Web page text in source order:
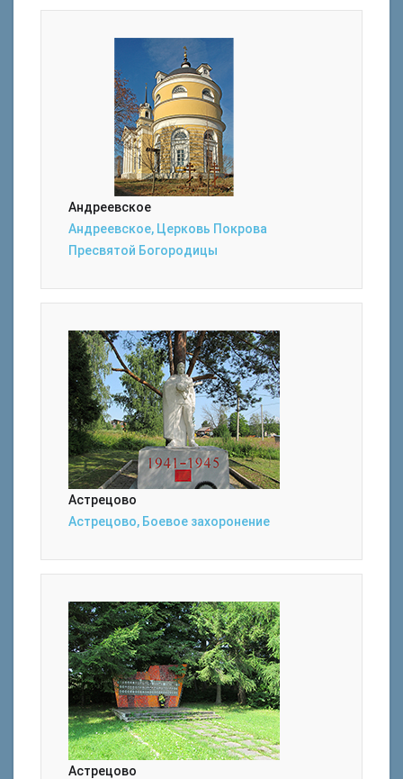
Андреевское
Андреевское, Церковь Покрова
Пресвятой Богородицы
Астрецово
Астрецово, Боевое захоронение
Астрецово